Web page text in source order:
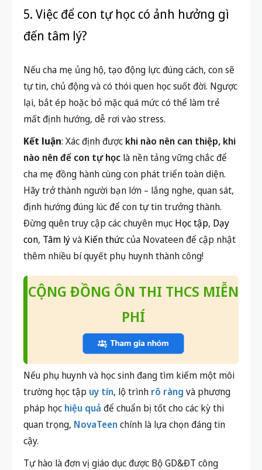
5. Việc để con tự học có ảnh hưởng gì
đến tâm lý?
Nếu cha mẹ ủng hộ, tạo động lực đúng cách, con sẽ
tự tin, chủ động và có thói quen học suốt đời. Ngược
lại, bắt ép hoặc bỏ mặc quá mức có thể làm trẻ
mất định hướng, dễ rơi vào stress.
Kết luận: Xác định được khi nào nên can thiệp, khi
nào nên để con tự học là nền tảng vững chắc để
cha mẹ đồng hành cùng con phát triển toàn diện.
Hãy trở thành người bạn lớn – lắng nghe, quan sát,
định hướng đúng lúc để con tự tin trưởng thành.
Đừng quên truy cập các chuyên mục Học tập, Dạy
con, Tâm lývà Kiến thứccủa Novateen để cập nhật
thêm nhiều bí quyết phụ huynh thành công!
CỘNG ĐỒNG ÔN THI THCS MIỄN
PHÍ
Nếu phụ huynh và học sinh đang tìm kiếm một môi
trường học tập uy tín, lộ trình rõ ràng và phương
pháp học hiệu quả để chuẩn bị tốt cho các kỳ thi
quan trọng, NovaTeenchính là lựa chọn đáng tin
cậy.
Tự hào là đơn vị giáo dục được Bộ GD&ĐT công